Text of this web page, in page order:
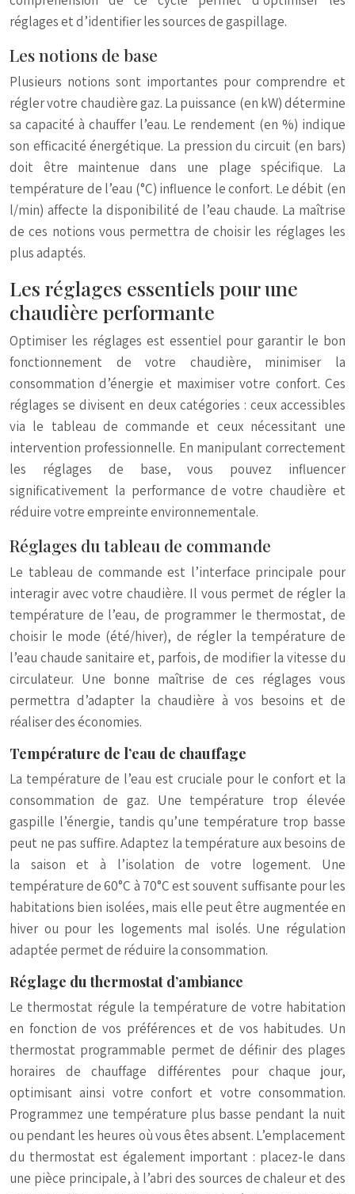
réglages et d’identifier les sources de gaspillage.
Les notions de base
Plusieurs notions sont importantes pour comprendre et
régler votre chaudière gaz. La puissance (en kW) détermine
sa capacité à chauffer l’eau. Le rendement (en %) indique
son efficacité énergétique. La pression du circuit (en bars)
doit être maintenue dans une plage spécifique. La
température de l’eau (°C) influence le confort. Le débit (en
l/min) affecte la disponibilité de l’eau chaude. La maîtrise
de ces notions vous permettra de choisir les réglages les
plus adaptés.
Les réglages essentiels pour une
chaudière performante
Optimiser les réglages est essentiel pour garantir le bon
fonctionnement de votre chaudière, minimiser la
consommation d’énergie et maximiser votre confort. Ces
réglages se divisent en deux catégories : ceux accessibles
via le tableau de commande et ceux nécessitant une
intervention professionnelle. En manipulant correctement
les réglages de base, vous pouvez influencer
significativement la performance de votre chaudière et
réduire votre empreinte environnementale.
Réglages du tableau de commande
Le tableau de commande est l’interface principale pour
interagir avec votre chaudière. Il vous permet de régler la
température de l’eau, de programmer le thermostat, de
choisir le mode (été/hiver), de régler la température de
l’eau chaude sanitaire et, parfois, de modifier la vitesse du
circulateur. Une bonne maîtrise de ces réglages vous
permettra d’adapter la chaudière à vos besoins et de
réaliser des économies.
Température de l’eau de chauffage
La température de l’eau est cruciale pour le confort et la
consommation de gaz. Une température trop élevée
gaspille l’énergie, tandis qu’une température trop basse
peut ne pas suffire. Adaptez la température aux besoins de
la saison et à l’isolation de votre logement. Une
température de 60°C à 70°C est souvent suffisante pour les
habitations bien isolées, mais elle peut être augmentée en
hiver ou pour les logements mal isolés. Une régulation
adaptée permet de réduire la consommation.
Réglage du thermostat d’ambiance
Le thermostat régule la température de votre habitation
en fonction de vos préférences et de vos habitudes. Un
thermostat programmable permet de définir des plages
horaires de chauffage différentes pour chaque jour,
optimisant ainsi votre confort et votre consommation.
Programmez une température plus basse pendant la nuit
ou pendant les heures où vous êtes absent. L’emplacement
du thermostat est également important : placez-le dans
une pièce principale, à l’abri des sources de chaleur et des